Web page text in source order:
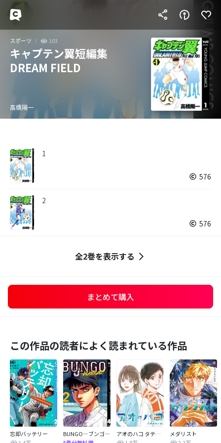
スポーツ 103
キャプテン翼短編集
DREAM FIELD
高橋陽一
1
576
2
576
全2巻を表示する
まとめて購入
この作品の読者によく読まれている作品
忘却バッテリー
BUNGO―ブンゴ―
アオのハコ タテカラー版【タテヨミ】
メダリスト